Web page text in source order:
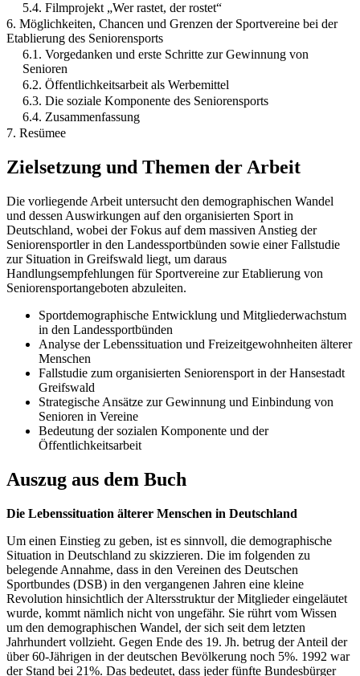
5.4. Filmprojekt „Wer rastet, der rostet“
6. Möglichkeiten, Chancen und Grenzen der Sportvereine bei der
Etablierung des Seniorensports
6.1. Vorgedanken und erste Schritte zur Gewinnung von
Senioren
6.2. Öffentlichkeitsarbeit als Werbemittel
6.3. Die soziale Komponente des Seniorensports
6.4. Zusammenfassung
7. Resümee
Zielsetzung und Themen der Arbeit
Die vorliegende Arbeit untersucht den demographischen Wandel
und dessen Auswirkungen auf den organisierten Sport in
Deutschland, wobei der Fokus auf dem massiven Anstieg der
Seniorensportler in den Landessportbünden sowie einer Fallstudie
zur Situation in Greifswald liegt, um daraus
Handlungsempfehlungen für Sportvereine zur Etablierung von
Seniorensportangeboten abzuleiten.
Sportdemographische Entwicklung und Mitgliederwachstum
in den Landessportbünden
Analyse der Lebenssituation und Freizeitgewohnheiten älterer
Menschen
Fallstudie zum organisierten Seniorensport in der Hansestadt
Greifswald
Strategische Ansätze zur Gewinnung und Einbindung von
Senioren in Vereine
Bedeutung der sozialen Komponente und der
Öffentlichkeitsarbeit
Auszug aus dem Buch
Die Lebenssituation älterer Menschen in Deutschland
Um einen Einstieg zu geben, ist es sinnvoll, die demographische
Situation in Deutschland zu skizzieren. Die im folgenden zu
belegende Annahme, dass in den Vereinen des Deutschen
Sportbundes (DSB) in den vergangenen Jahren eine kleine
Revolution hinsichtlich der Altersstruktur der Mitglieder eingeläutet
wurde, kommt nämlich nicht von ungefähr. Sie rührt vom Wissen
um den demographischen Wandel, der sich seit dem letzten
Jahrhundert vollzieht. Gegen Ende des 19. Jh. betrug der Anteil der
über 60-Jährigen in der deutschen Bevölkerung noch 5%. 1992 war
der Stand bei 21%. Das bedeutet, dass jeder fünfte Bundesbürger